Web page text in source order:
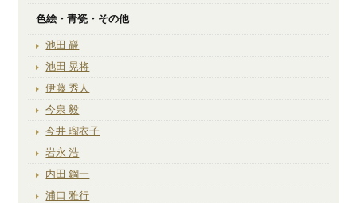
色絵・青瓷・その他
池田 巖
池田 晃将
伊藤 秀人
今泉 毅
今井 瑠衣子
岩永 浩
内田 鋼一
浦口 雅行